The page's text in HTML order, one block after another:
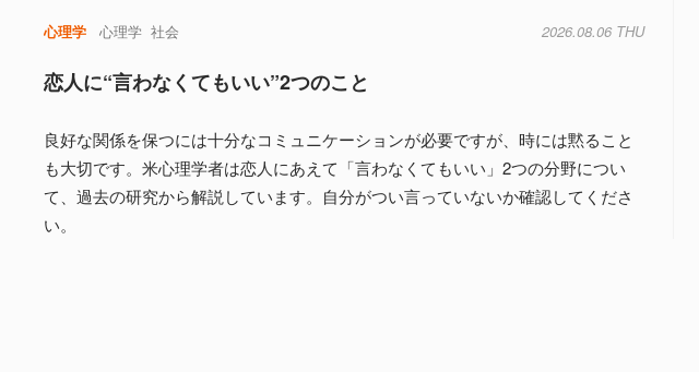
心理学 心理学 社会 2026.08.06 THU
恋人に“言わなくてもいい”2つのこと
良好な関係を保つには十分なコミュニケーションが必要ですが、時には黙ること
も大切です。米心理学者は恋人にあえて「言わなくてもいい」2つの分野につい
て、過去の研究から解説しています。自分がつい言っていないか確認してくださ
い。